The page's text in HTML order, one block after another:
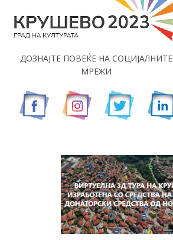
ДОЗНАЈТЕ ПОВЕЌЕ НА СОЦИЈАЛНИТЕ
МРЕЖИ